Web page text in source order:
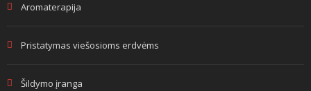
Aromaterapija
Pristatymas viešosioms erdvėms
Šildymo įranga